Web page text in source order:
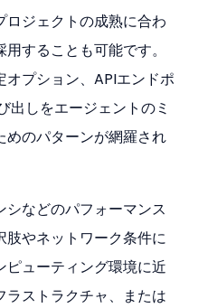
ロジェクトの成熟に合わ
することも可能です。
オプション、APIエンドポ
出しをエージェントのミ
めのパターンが網羅され
などのパフォーマンス
やネットワーク条件に
ピューティング環境に近
ラストラクチャ、または